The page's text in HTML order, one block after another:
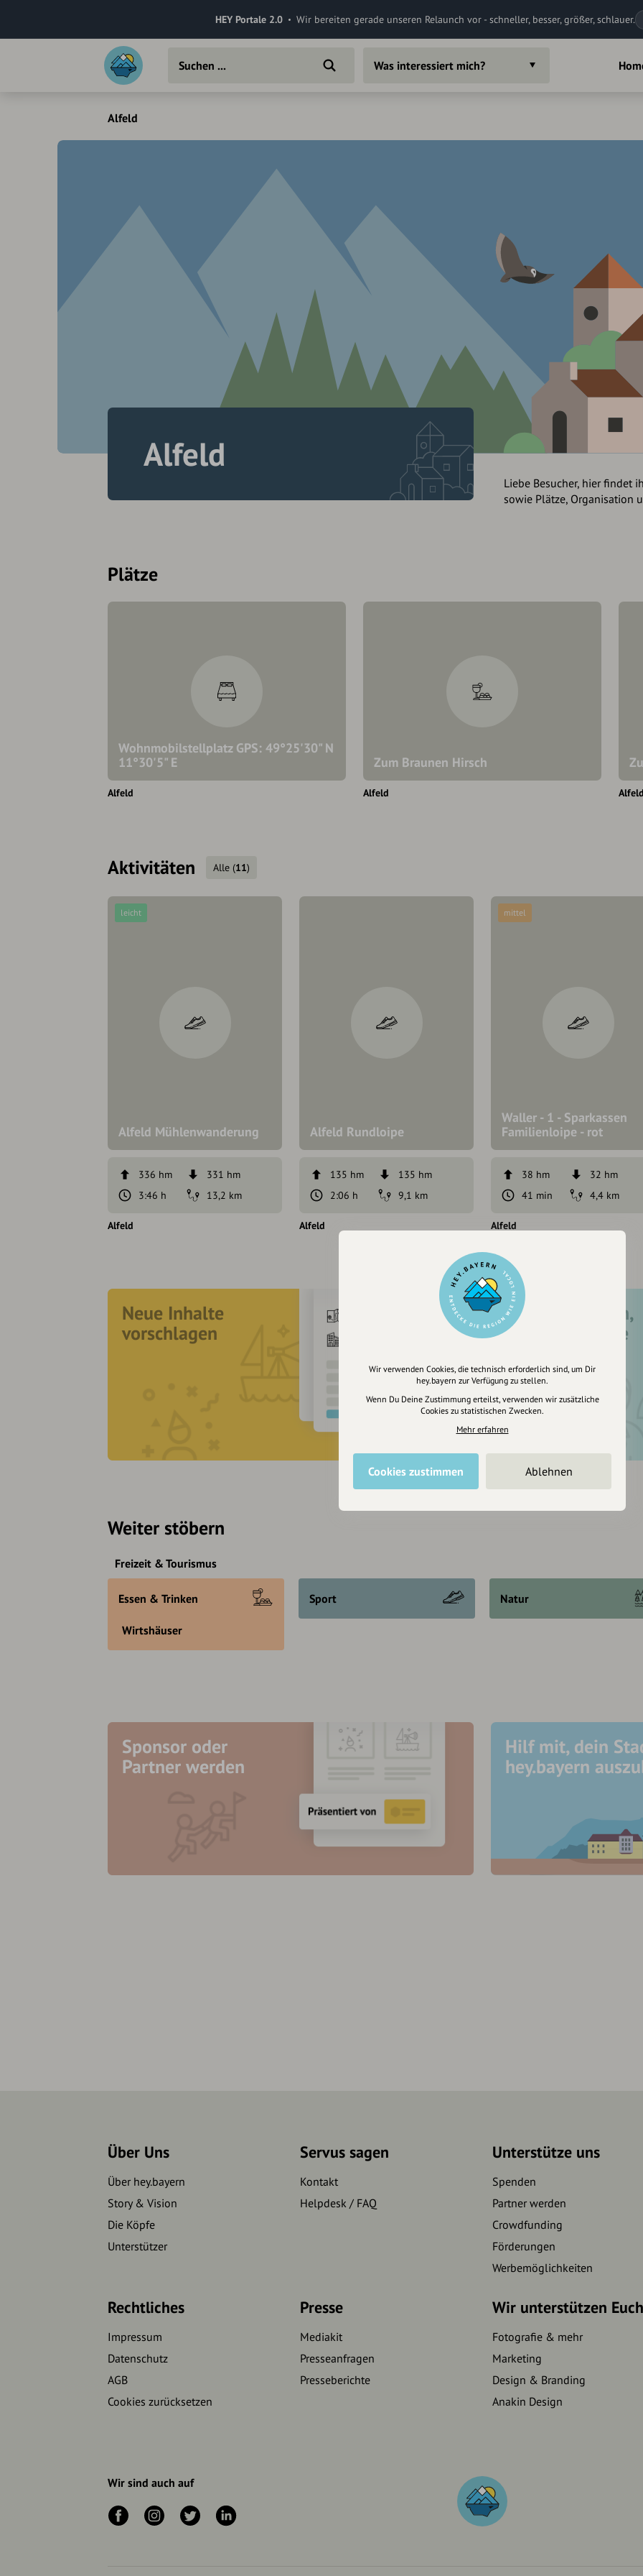
HEY Portale 2.0 Wir bereiten gerade unseren Relaunch vor - schneller, besser, größer, schlauer.
Was interessiert mich?
Alfeld
Alfeld
Liebe Besucher, hier findet
sowie Plätze, Organisation
Plätze
Wohnmobilstellplatz GPS: 49°25'30" N
11°30'5" E
Alfeld
Zum Braunen Hirsch
Alfeld Alfeld
Aktivitäten Alle (11)
Alfeld Mühlenwanderung
leicht
336 hm
331 hm
3:46 h
13,2 km
Alfeld
Alfeld Rundloipe
135 hm
135 hm
2:06 h
9,1 km
Alfeld
Waller - 1 - Sparkassen
Familienloipe - rot
mittel
38 hm
32 hm
41 min
4,4 km
Alfeld
Neue Inhalte
vorschlagen
Registriere dich,
um dir Einträge
Weiter stöbern
Freizeit & Tourismus
Essen & Trinken
Wirtshäuser
Sport Natur
Sponsor oder
Partner werden
Hilf mit, dein
hey.bayern
Über Uns
Über hey.bayern
Story & Vision
Die Köpfe
Unterstützer
Servus sagen
Kontakt
Helpdesk / FAQ
Unterstütze uns
Spenden
Partner werden
Crowdfunding
Förderungen
Werbemöglichkeiten
Rechtliches
Impressum
Datenschutz
AGB
Cookies zurücksetzen
Presse
Mediakit
Presseanfragen
Presseberichte
Wir unterstützen Euch
Fotografie & mehr
Marketing
Design & Branding
Anakin Design
Wir sind auch auf
Wir verwenden Cookies, die technisch erforderlich sind, um Dir
hey.bayern zur Verfügung zu stellen.
Wenn Du Deine Zustimmung erteilst, verwenden wir zusätzliche
Cookies zu statistischen Zwecken.
Mehr erfahren
Cookies zustimmen Ablehnen